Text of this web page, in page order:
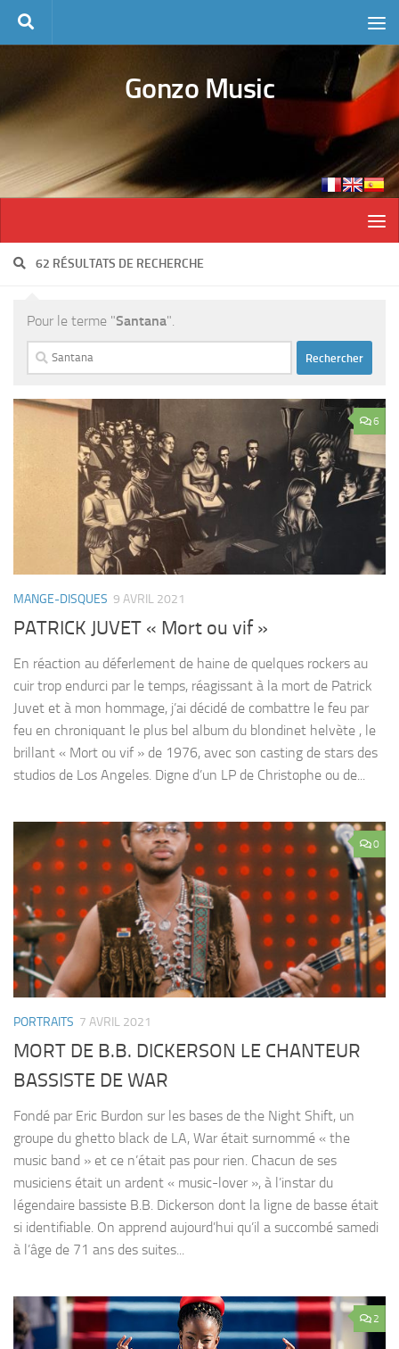
Skip to content
Gonzo Music
62 RÉSULTATS DE RECHERCHE
Pour le terme "Santana".
Rechercher :
6
MANGE-DISQUES 9 AVRIL 2021
PATRICK JUVET « Mort ou vif »
En réaction au déferlement de haine de quelques rockers au
cuir trop endurci par le temps, réagissant à la mort de Patrick
Juvet et à mon hommage, j’ai décidé de combattre le feu par
feu en chroniquant le plus bel album du blondinet helvète , le
brillant « Mort ou vif » de 1976, avec son casting de stars des
studios de Los Angeles. Digne d’un LP de Christophe ou de...
0
PORTRAITS 7 AVRIL 2021
MORT DE B.B. DICKERSON LE CHANTEUR
BASSISTE DE WAR
Fondé par Eric Burdon sur les bases de the Night Shift, un
groupe du ghetto black de LA, War était surnommé « the
music band » et ce n’était pas pour rien. Chacun de ses
musiciens était un ardent « music-lover », à l’instar du
légendaire bassiste B.B. Dickerson dont la ligne de basse était
si identifiable. On apprend aujourd’hui qu’il a succombé samedi
à l’âge de 71 ans des suites...
2